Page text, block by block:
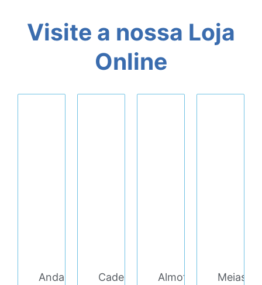
Visite a nossa Loja
Online
Andarilho/Cadeira
Cadeira
Almofada
Meias